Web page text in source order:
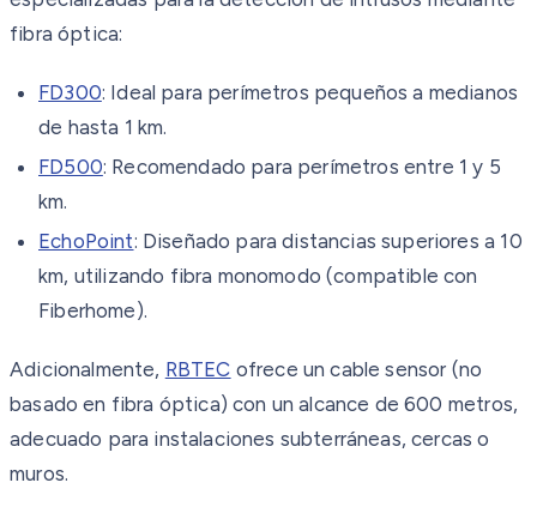
fibra óptica:
FD300: Ideal para perímetros pequeños a medianos
de hasta 1 km.
FD500: Recomendado para perímetros entre 1 y 5
km.
EchoPoint: Diseñado para distancias superiores a 10
km, utilizando fibra monomodo (compatible con
Fiberhome).
Adicionalmente, RBTEC ofrece un cable sensor (no
basado en fibra óptica) con un alcance de 600 metros,
adecuado para instalaciones subterráneas, cercas o
muros.